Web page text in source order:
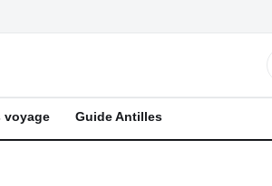
voyage Guide Antilles